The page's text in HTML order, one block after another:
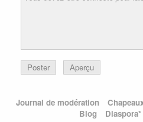
Poster Aperçu
Journal de modération
Blog
Diaspora*